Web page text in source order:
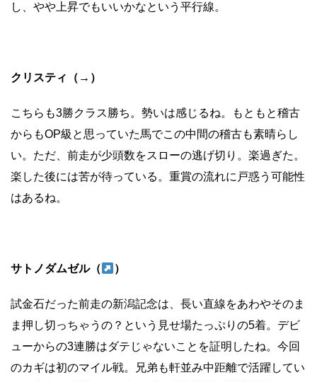
し、やや上昇でもいいかなという平行線。
クリスティ（→）
こちらも3勝クラス勝ち。勢いは感じるね。もともと稽古
からもOP級と思っていた馬でこの中間の稽古も素晴らし
い。ただ、前走が少頭数をスローの逃げ切り。楽過ぎた。
楽した後には苦が待っている。重賞の流れに戸惑う可能性
はあるね。
サトノダムゼル（ ）
試金石だった前走の新潟記念は、長い直線をあわやそのま
ま押し切っちゃうの？という見せ場たっぷりの5着。デビ
ューからの3連勝はダテじゃないことを証明したね。今回
のカギは初のマイル戦。兄弟も軒並み中距離で活躍してい